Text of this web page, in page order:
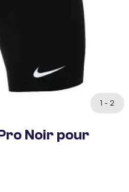
1 - 2
Noir pour